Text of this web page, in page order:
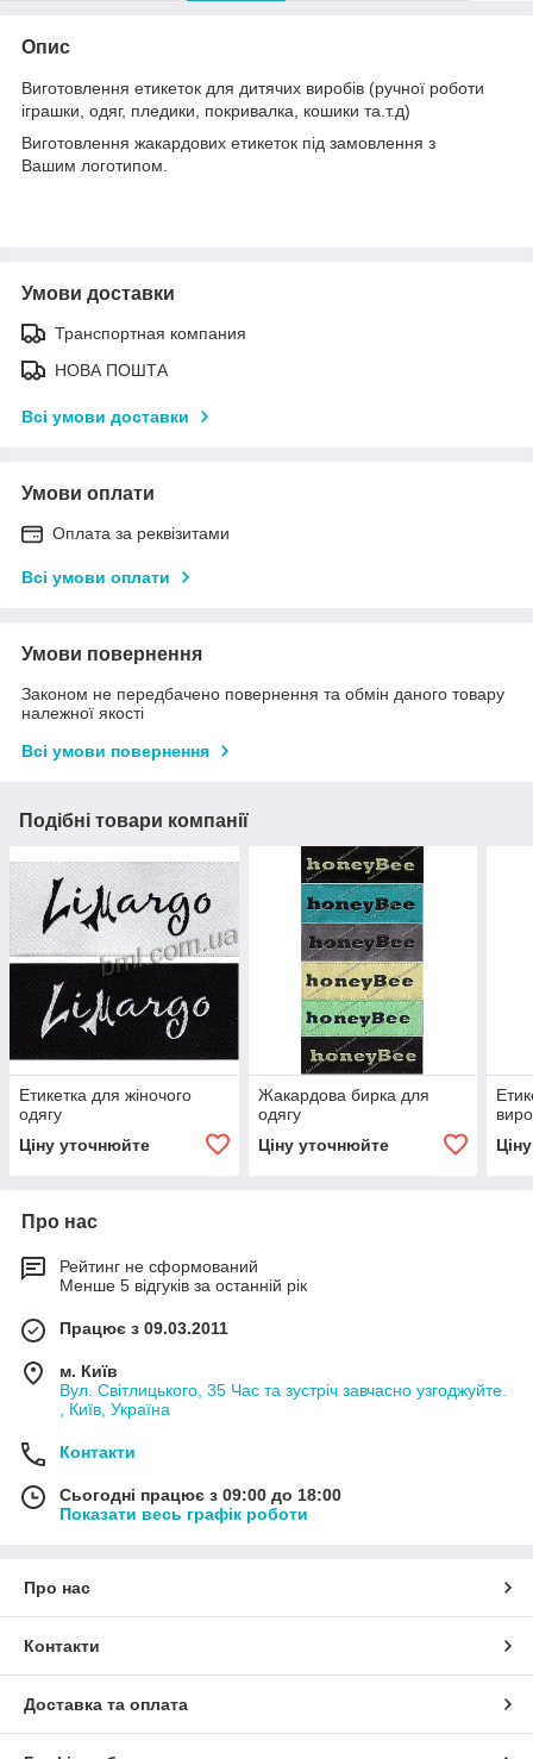
Опис
Виготовлення етикеток для дитячих виробів (ручної роботи
іграшки, одяг, пледики, покривалка, кошики та.т.д)
Виготовлення жакардових етикеток під замовлення з
Вашим логотипом.
Умови доставки
Транспортная компания
НОВА ПОШТА
Всі умови доставки
Умови оплати
Оплата за реквізитами
Всі умови оплати
Умови повернення
Законом не передбачено повернення та обмін даного товару
належної якості
Всі умови повернення
Подібні товари компанії
Етикетка для жіночого
одягу
Ціну уточнюйте
Жакардова бирка для
одягу
Ціну уточнюйте
Про нас
Рейтинг не сформований
Менше 5 відгуків за останній рік
Працює з 09.03.2011
м. Київ
Вул. Світлицького, 35 Час та зустріч завчасно узгоджуйте.
, Київ, Україна
Контакти
Сьогодні працює з 09:00 до 18:00
Показати весь графік роботи
Про нас
Контакти
Доставка та оплата